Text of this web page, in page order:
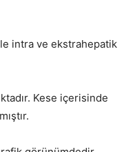
intra ve ekstrahepatik
Kese içerisinde